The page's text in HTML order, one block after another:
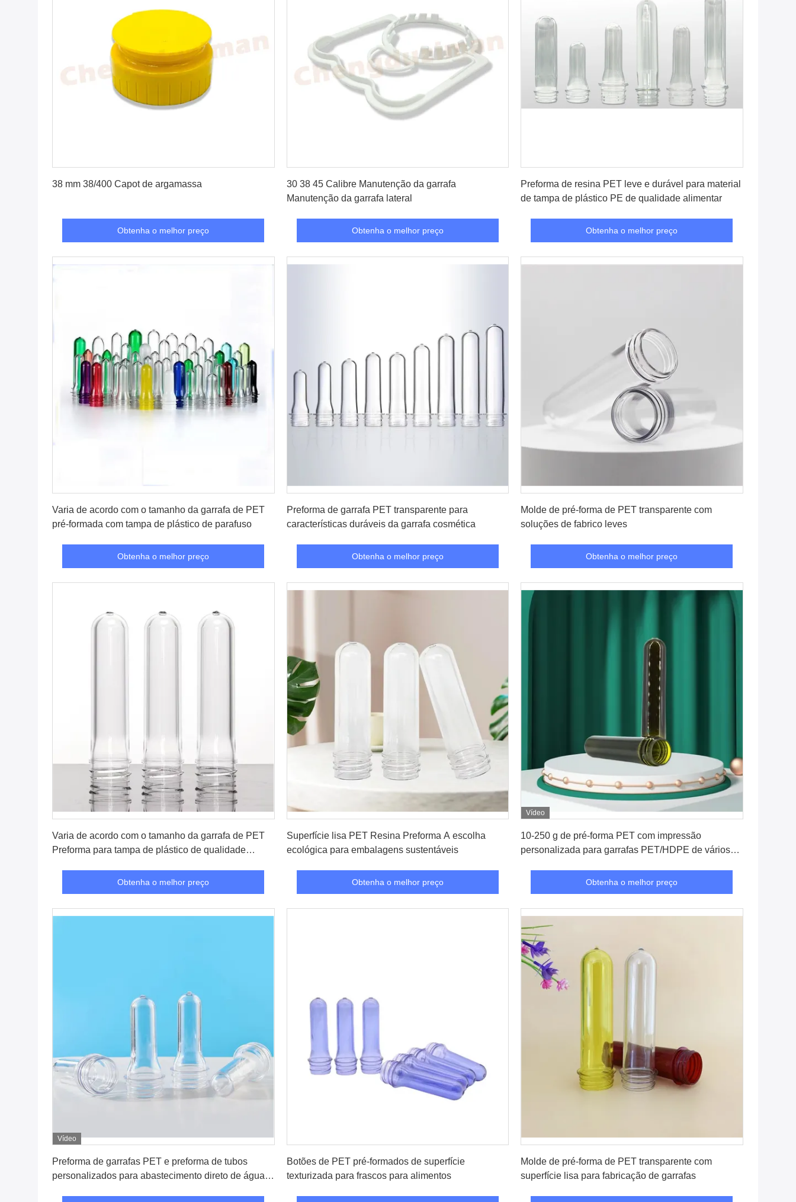
38 mm 38/400 Capot de argamassa
Obtenha o melhor preço
30 38 45 Calibre Manutenção da garrafa
Manutenção da garrafa lateral
Obtenha o melhor preço
Preforma de resina PET leve e durável para material
de tampa de plástico PE de qualidade alimentar
Obtenha o melhor preço
Varia de acordo com o tamanho da garrafa de PET
pré-formada com tampa de plástico de parafuso
Obtenha o melhor preço
Preforma de garrafa PET transparente para
características duráveis da garrafa cosmética
Obtenha o melhor preço
Molde de pré-forma de PET transparente com
soluções de fabrico leves
Obtenha o melhor preço
Varia de acordo com o tamanho da garrafa de PET
Preforma para tampa de plástico de qualidade
Obtenha o melhor preço
Superfície lisa PET Resina Preforma A escolha
ecológica para embalagens sustentáveis
Obtenha o melhor preço
Vídeo
10-250 g de pré-forma PET com impressão
personalizada para garrafas PET/HDPE de vários
Obtenha o melhor preço
Vídeo
Preforma de garrafas PET e preforma de tubos
personalizados para abastecimento direto de água
Botões de PET pré-formados de superfície
texturizada para frascos para alimentos
Molde de pré-forma de PET transparente com
superfície lisa para fabricação de garrafas